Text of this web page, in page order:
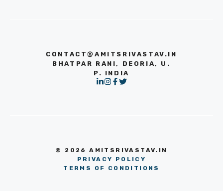
CONTACT@AMITSRIVASTAV.IN
BHATPAR RANI, DEORIA, U.
P. INDIA
© 2026 AMITSRIVASTAV.IN
PRIVACY POLICY
TERMS OF CONDITIONS